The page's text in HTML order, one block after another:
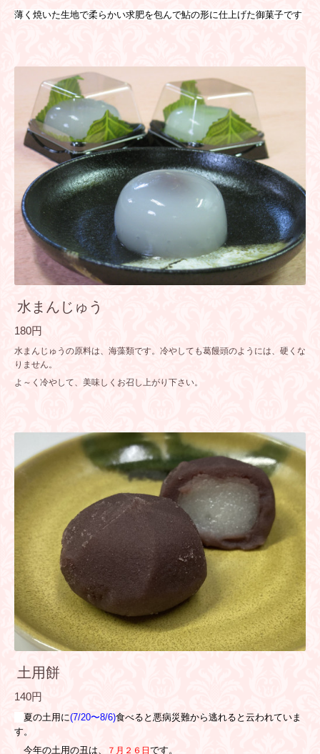
薄く焼いた生地で柔らかい求肥を包んで鮎の形に仕上げた御菓子です
水まんじゅう
180円
水まんじゅうの原料は、海藻類です。冷やしても葛饅頭のようには、硬くな
りません。
よ～く冷やして、美味しくお召し上がり下さい。
土用餅
140円
夏の土用に(7/20〜8/6)食べると悪病災難から逃れると云われていま
す。
今年の土用の丑は、
７月２６日 です。